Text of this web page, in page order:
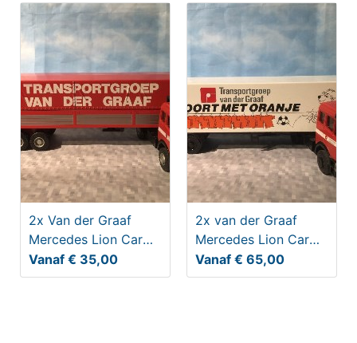
2x Van der Graaf
Mercedes Lion Car
1:50
Vanaf € 35,00
2x van der Graaf
Mercedes Lion Car
1:50
Vanaf € 65,00